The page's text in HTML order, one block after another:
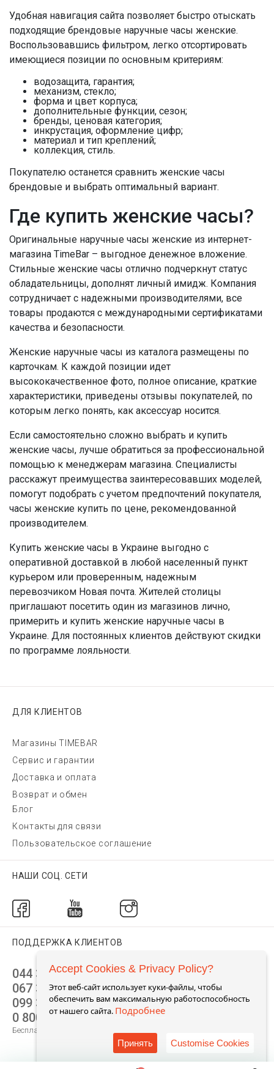
Удобная навигация сайта позволяет быстро отыскать
подходящие брендовые наручные часы женские.
Воспользовавшись фильтром, легко отсортировать
имеющиеся позиции по основным критериям:
водозащита, гарантия;
механизм, стекло;
форма и цвет корпуса;
дополнительные функции, сезон;
бренды, ценовая категория;
инкрустация, оформление цифр;
материал и тип креплений;
коллекция, стиль.
Покупателю останется сравнить женские часы
брендовые и выбрать оптимальный вариант.
Где купить женские часы?
Оригинальные наручные часы женские из интернет-
магазина TimeBar – выгодное денежное вложение.
Стильные женские часы отлично подчеркнут статус
обладательницы, дополнят личный имидж. Компания
сотрудничает с надежными производителями, все
товары продаются с международными сертификатами
качества и безопасности.
Женские наручные часы из каталога размещены по
карточкам. К каждой позиции идет
высококачественное фото, полное описание, краткие
характеристики, приведены отзывы покупателей, по
которым легко понять, как аксессуар носится.
Если самостоятельно сложно выбрать и купить
женские часы, лучше обратиться за профессиональной
помощью к менеджерам магазина. Специалисты
расскажут преимущества заинтересовавших моделей,
помогут подобрать с учетом предпочтений покупателя,
часы женские купить по цене, рекомендованной
производителем.
Купить женские часы в Украине выгодно с
оперативной доставкой в любой населенный пункт
курьером или проверенным, надежным
перевозчиком Новая почта. Жителей столицы
приглашают посетить один из магазинов лично,
примерить и купить женские наручные часы в
Украине. Для постоянных клиентов действуют скидки
по программе лояльности.
ДЛЯ КЛИЕНТОВ
Магазины TIMEBAR
Сервис и гарантии
Доставка и оплата
Возврат и обмен
Блог
Контакты для связи
Пользовательское соглашение
НАШИ СОЦ. СЕТИ
ПОДДЕРЖКА КЛИЕНТОВ
044 392 44 45
067 344 14 44 (viber)
099 399 23 80
0 800 305 805
Бесплатно по Украине
Accept Cookies & Privacy Policy?
Этот веб-сайт использует куки-файлы, чтобы
обеспечить вам максимальную работоспособность
от нашего сайта. Подробнее
Принять Customise Cookies